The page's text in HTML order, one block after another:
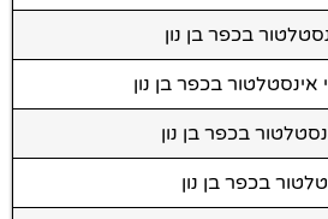
בכפר בן נון
בכפר בן נון
בכפר בן נון
בכפר בן נון